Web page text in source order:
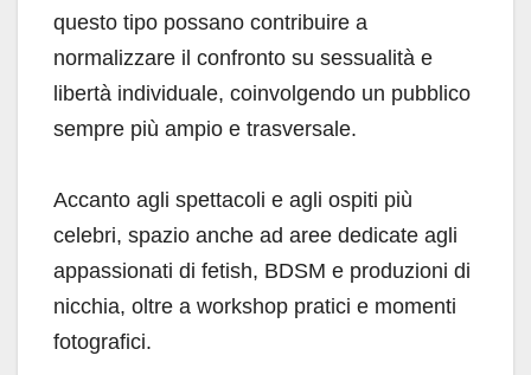
questo tipo possano contribuire a
normalizzare il confronto su sessualità e
libertà individuale, coinvolgendo un pubblico
sempre più ampio e trasversale.
Accanto agli spettacoli e agli ospiti più
celebri, spazio anche ad aree dedicate agli
appassionati di fetish, BDSM e produzioni di
nicchia, oltre a workshop pratici e momenti
fotografici.